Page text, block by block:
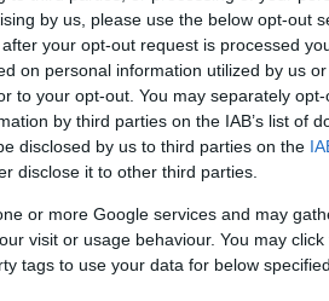
by us, please use the below opt-out
your opt-out request is processed
on personal information utilized by us
to your opt-out. You may separately
by third parties on the IAB’s list of
disclosed by us to third parties on the
disclose it to other third parties.
or more Google services and may
visit or usage behaviour. You may
tags to use your data for below
intézmény kutatóival
pontos és
alatt. A "Look At Me"
Focisuli
megoldás
közre.